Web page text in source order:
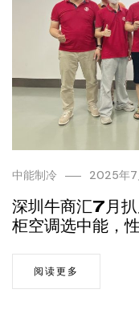
中能制冷 2025年7
深圳牛商汇7月
柜空调选中能，
阅读更多